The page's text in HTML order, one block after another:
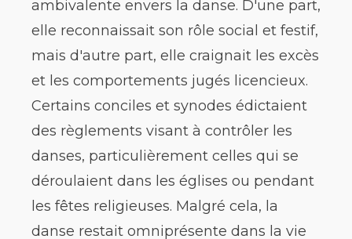
ambivalente envers la danse. D'une part,
elle reconnaissait son rôle social et festif,
mais d'autre part, elle craignait les excès
et les comportements jugés licencieux.
Certains conciles et synodes édictaient
des règlements visant à contrôler les
danses, particulièrement celles qui se
déroulaient dans les églises ou pendant
les fêtes religieuses. Malgré cela, la
danse restait omniprésente dans la vie